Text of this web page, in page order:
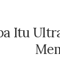
Itu